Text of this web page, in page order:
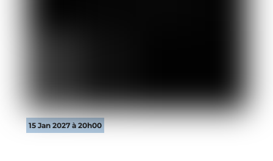
15 Jan 2027 à 20h00